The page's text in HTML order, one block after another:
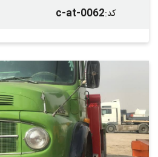
کد:
c-at-0062